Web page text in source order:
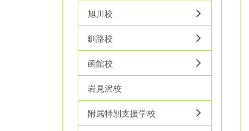
旭川校
釧路校
函館校
岩見沢校
附属特別支援学校